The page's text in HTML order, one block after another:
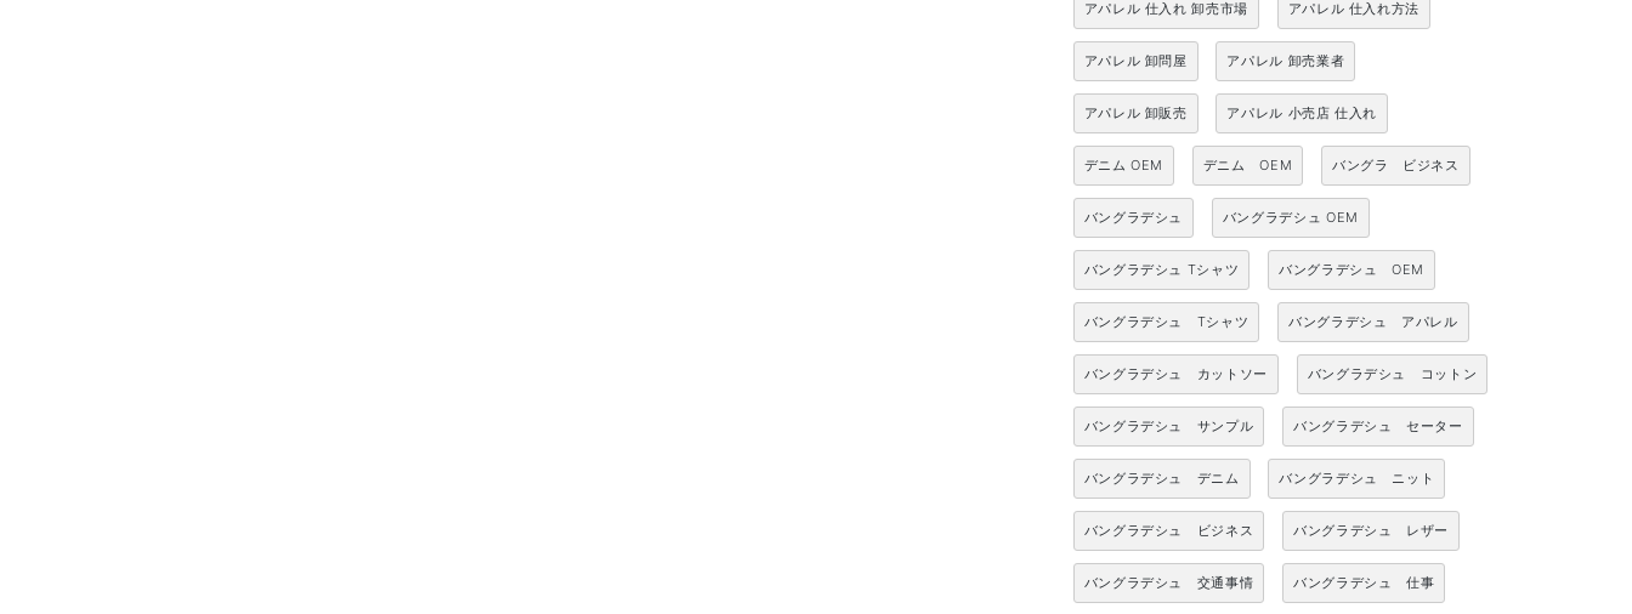
アパレル 仕入れ 卸売市場 アパレル 仕入れ方法
アパレル 卸問屋 アパレル 卸売業者
アパレル 卸販売 アパレル 小売店 仕入れ
デニム OEM デニム OEM バングラ ビジネス
バングラデシュ バングラデシュ OEM
バングラデシュ Tシャツ バングラデシュ OEM
バングラデシュ Tシャツ バングラデシュ アパレル
バングラデシュ カットソー バングラデシュ コットン
バングラデシュ サンプル バングラデシュ セーター
バングラデシュ デニム バングラデシュ ニット
バングラデシュ ビジネス バングラデシュ レザー
バングラデシュ 交通事情 バングラデシュ 仕事